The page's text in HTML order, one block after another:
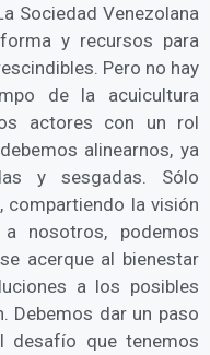
Sociedad Venezolana
y recursos para
Pero no hay
de la acuicultura
actores con un rol
alinearnos, ya
y sesgadas. Sólo
compartiendo la visión
nosotros, podemos
acerque al bienestar
a los posibles
Debemos dar un paso
desafío que tenemos